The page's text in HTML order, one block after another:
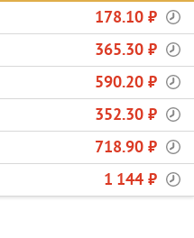
178.10 ₽
365.30 ₽
590.20 ₽
352.30 ₽
718.90 ₽
1 144 ₽